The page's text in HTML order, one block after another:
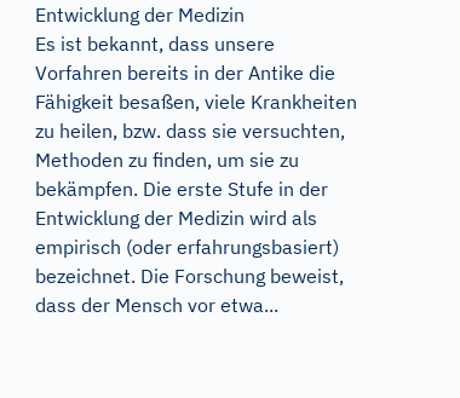
Entwicklung der Medizin
Es ist bekannt, dass unsere
Vorfahren bereits in der Antike die
Fähigkeit besaßen, viele Krankheiten
zu heilen, bzw. dass sie versuchten,
Methoden zu finden, um sie zu
bekämpfen. Die erste Stufe in der
Entwicklung der Medizin wird als
empirisch (oder erfahrungsbasiert)
bezeichnet. Die Forschung beweist,
dass der Mensch vor etwa...